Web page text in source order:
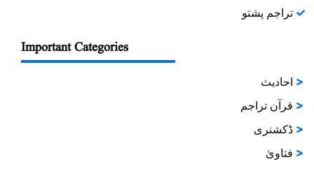
تراجم پشتو
Important Categories
احادیث
قرآن تراجم
ڈکشنری
فتاویٰ